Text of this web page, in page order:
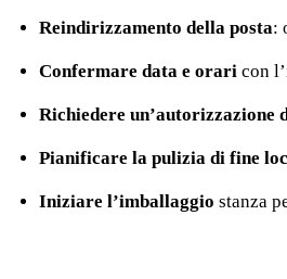
Reindirizzamento della posta:
Confermare data e orari con
Richiedere un’autorizzazione
Pianificare la pulizia di fine
Iniziare l’imballaggio stanza